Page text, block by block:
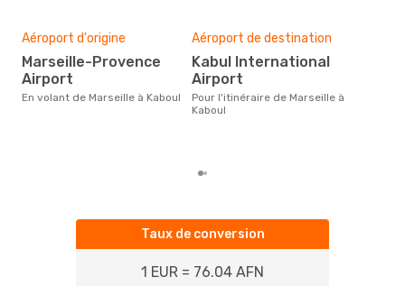
Aéroport d'origine
Marseille-Provence
Airport
En volant de Marseille à Kaboul
Aéroport de destination
Kabul International
Airport
Pour l'itinéraire de Marseille à
Kaboul
Taux de conversion
1 EUR = 76.04 AFN